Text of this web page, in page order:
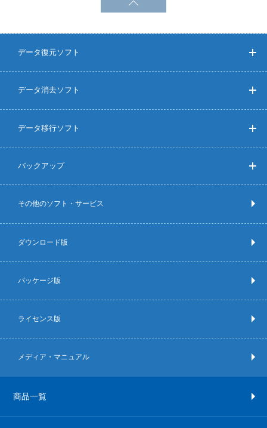
データ復元ソフト
データ消去ソフト
データ移行ソフト
バックアップ
その他のソフト・サービス
ダウンロード版
パッケージ版
ライセンス版
メディア・マニュアル
商品一覧